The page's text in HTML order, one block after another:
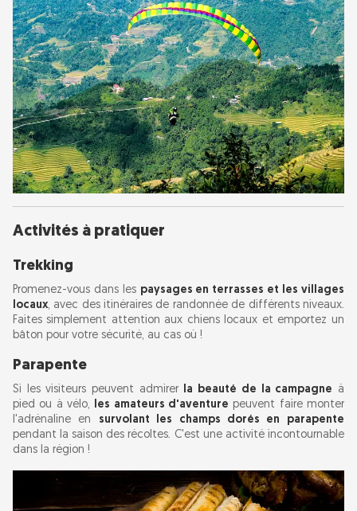
Activités à pratiquer
Trekking
Promenez-vous dans les paysages en terrasses et les villages
locaux, avec des itinéraires de randonnée de différents niveaux.
Faites simplement attention aux chiens locaux et emportez un
bâton pour votre sécurité, au cas où !
Parapente
Si les visiteurs peuvent admirer la beauté de la campagne à
pied ou à vélo, les amateurs d'aventure peuvent faire monter
l'adrénaline en survolant les champs dorés en parapente
pendant la saison des récoltes. C'est une activité incontournable
dans la région !